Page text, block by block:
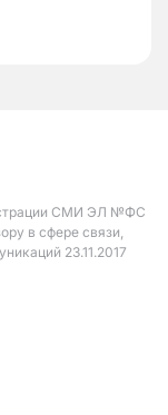
СМИ ЭЛ №ФС
в сфере связи,
23.11.2017